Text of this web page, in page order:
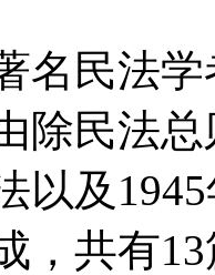
名民法
除民法
以及
，共有